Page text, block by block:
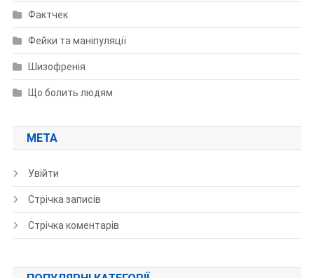
Фактчек
Фейки та маніпуляції
Шизофренія
Що болить людям
МЕТА
Увійти
Стрічка записів
Стрічка коментарів